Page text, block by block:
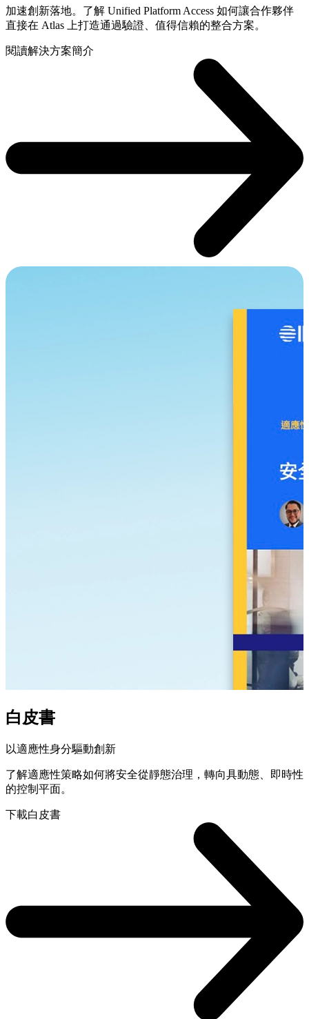
加速創新落地。了解 Unified Platform Access 如何讓合作夥伴
直接在 Atlas 上打造通過驗證、值得信賴的整合方案。
閱讀解決方案簡介
白皮書
以適應性身分驅動創新
了解適應性策略如何將安全從靜態治理，轉向具動態、即時性
的控制平面。
下載白皮書